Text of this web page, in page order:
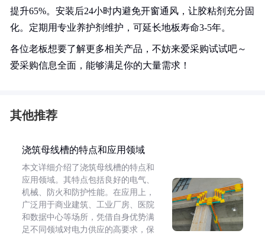
提升65%。安装后24小时内避免开窗通风，让胶粘剂充分固
化。定期用专业养护剂维护，可延长地板寿命3-5年。
各位老板想要了解更多相关产品，不妨来爱采购试试吧～
爱采购信息全面，能够满足你的大量需求！
其他推荐
浇筑母线槽的特点和应用领域
本文详细介绍了浇筑母线槽的特点和
应用领域。其特点包括良好的电气、
机械、防火和防护性能。在应用上，
广泛用于商业建筑、工业厂房、医院
和数据中心等场所，凭借自身优势满
足不同领域对电力供应的高要求，保